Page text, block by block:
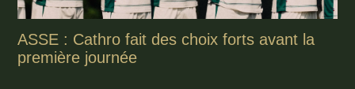
ASSE : Cathro fait des choix forts avant la
première journée